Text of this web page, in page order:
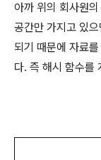
아까 위의 회사원
공간만 가지고 있
되기 때문에 자료
다. 즉 해시 함수를